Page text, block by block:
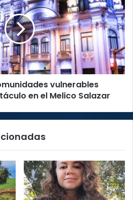
vulnerables
en el Melico Salazar